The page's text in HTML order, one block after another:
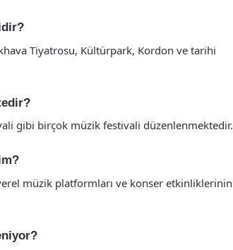
Tiyatrosu, Kültürpark, Kordon ve tarihi
gibi birçok müzik festivali düzenlenmektedir.
müzik platformları ve konser etkinliklerinin